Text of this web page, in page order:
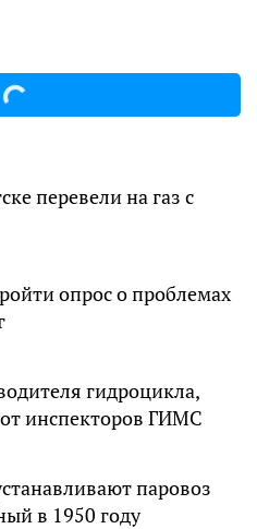
перевели на газ с
опрос о проблемах
гидроцикла,
инспекторов ГИМС
паровоз
в 1950 году